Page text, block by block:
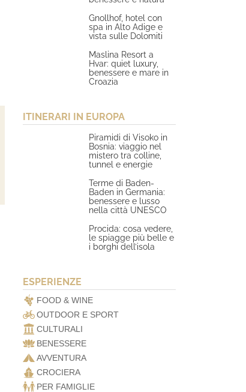
Gnollhof, hotel con
spa in Alto Adige e
vista sulle Dolomiti
Maslina Resort a
Hvar: quiet luxury,
benessere e mare in
Croazia
ITINERARI IN EUROPA
Piramidi di Visoko in
Bosnia: viaggio nel
mistero tra colline,
tunnel e energie
Terme di Baden-
Baden in Germania:
benessere e lusso
nella città UNESCO
Procida: cosa vedere,
le spiagge più belle e
i borghi dell’isola
ESPERIENZE
FOOD & WINE
OUTDOOR E SPORT
CULTURALI
BENESSERE
AVVENTURA
CROCIERA
PER FAMIGLIE